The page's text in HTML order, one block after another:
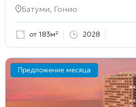
Батуми, Гонио
от 183м² 2028
Предложение месяца